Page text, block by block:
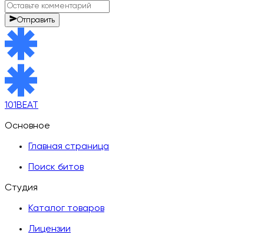
Отправить
101BEAT
Основное
Главная страница
Поиск битов
Студия
Каталог товаров
Лицензии